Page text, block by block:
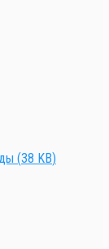
(38 KB)